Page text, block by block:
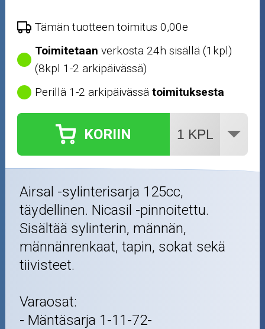
Tämän tuotteen toimitus 0,00e
Toimitetaan verkosta 24h sisällä (1kpl)
(8kpl 1-2 arkipäivässä)
Perillä 1-2 arkipäivässätoimituksesta
KORIIN
Airsal -sylinterisarja 125cc,
täydellinen. Nicasil -pinnoitettu.
Sisältää sylinterin, männän,
männänrenkaat, tapin, sokat sekä
tiivisteet.
Varaosat:
- Mäntäsarja 1-11-72-